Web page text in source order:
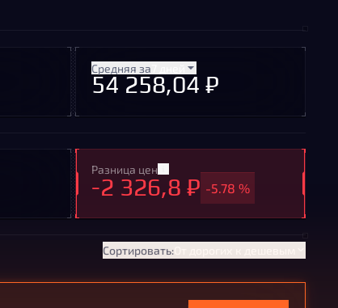
Средняя за
54 258,04 ₽
Разница цен
-2 326,8 ₽ -5.78 %
Сортировать: